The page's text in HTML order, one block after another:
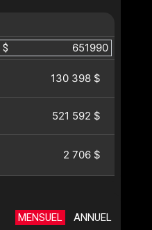
$
130 398 $
521 592 $
2 706 $
MENSUEL ANNUEL